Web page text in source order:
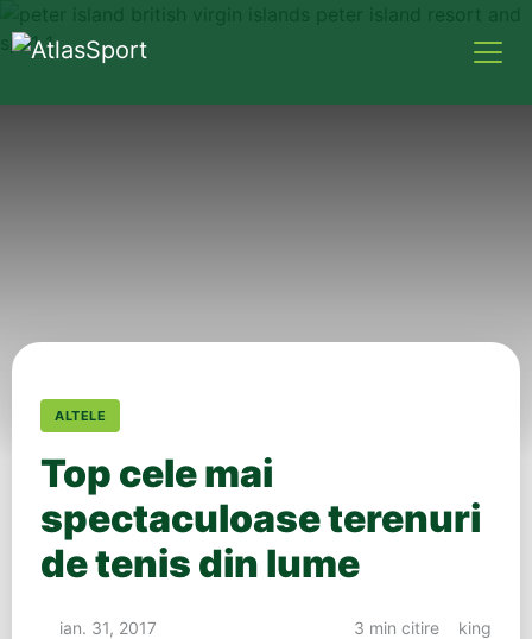
ALTELE
Top cele mai
spectaculoase terenuri
de tenis din lume
ian. 31, 2017 3 min citire king